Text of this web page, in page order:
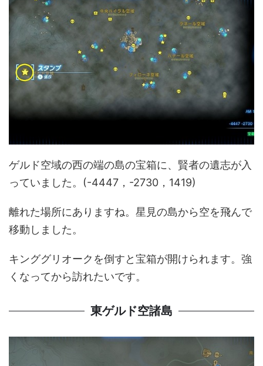
ゲルド空域の西の端の島の宝箱に、賢者の遺志が入
っていました。(-4447，-2730，1419)
離れた場所にありますね。星見の島から空を飛んで
移動しました。
キンググリオークを倒すと宝箱が開けられます。強
くなってから訪れたいです。
東ゲルド空諸島